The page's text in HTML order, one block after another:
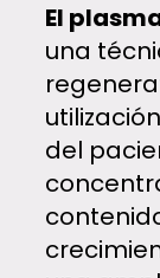
El
una
del